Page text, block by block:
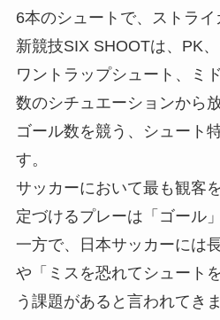
6本のシュートで、ストラ
新競技SIX SHOOTは、PK
ワントラップシュート、ミ
数のシチュエーションから
ゴール数を競う、シュート
す。
サッカーにおいて最も観客
定づけるプレーは「ゴール」
一方で、日本サッカーには
や「ミスを恐れてシュート
う課題があると言われてきま